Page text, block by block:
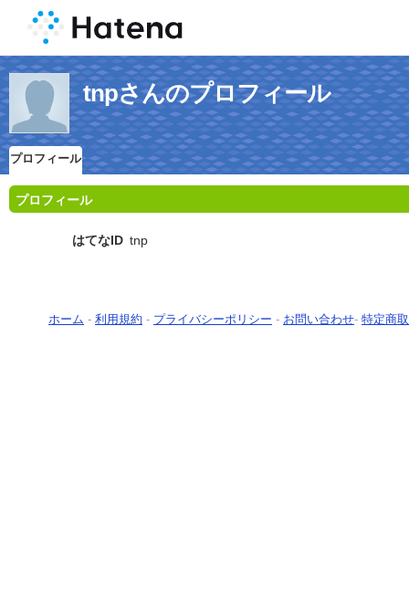
tnpさんのプロフィール
プロフィール
プロフィール
はてなID tnp
ホーム - 利用規約 - プライバシーポリシー - お問い合わせ- 特定商